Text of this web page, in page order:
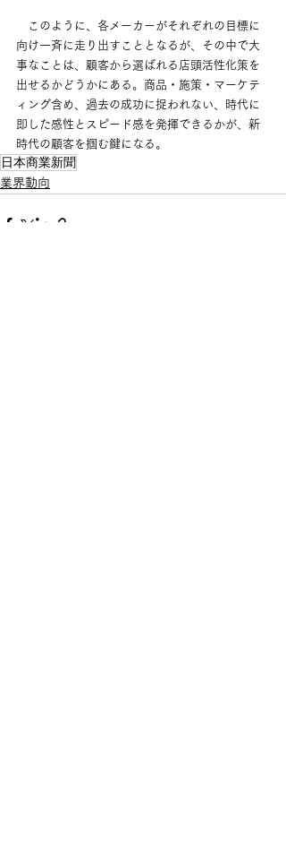
このように、各メーカーがそれぞれの目標に
向け一斉に走り出すこととなるが、その中で大
事なことは、顧客から選ばれる店頭活性化策を
出せるかどうかにある。商品・施策・マーケテ
ィング含め、過去の成功に捉われない、時代に
即した感性とスピード感を発揮できるかが、新
時代の顧客を掴む鍵になる。
日本商業新聞
業界動向